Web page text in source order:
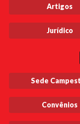
Artigos
Jurídico
Sede
Convênios